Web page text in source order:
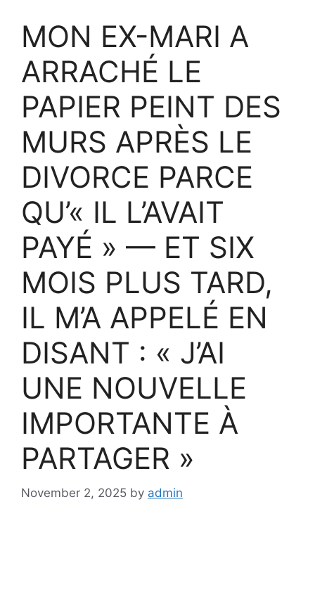
MON EX-MARI A
ARRACHÉ LE
PAPIER PEINT DES
MURS APRÈS LE
DIVORCE PARCE
QU’« IL L’AVAIT
PAYÉ » — ET SIX
MOIS PLUS TARD,
IL M’A APPELÉ EN
DISANT : « J’AI
UNE NOUVELLE
IMPORTANTE À
PARTAGER »
November 2, 2025 by admin